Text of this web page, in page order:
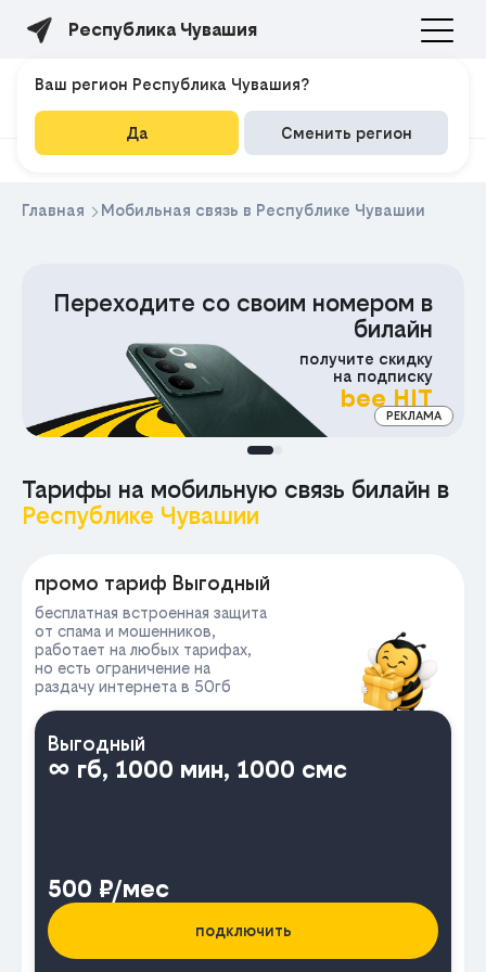
Республика Чувашия
Главная Мобильная связь в Республике Чувашии
номером в
получите скидку
на подписку
bee HIT
Скидка 200₽
на любой тариф
Промокод MOBIDEAL
РЕКЛАМА
Тарифы на мобильную связь билайн в
Республике Чувашии
промо тариф Выгодный
бесплатная встроенная защита
от спама и мошенников,
работает на любых тарифах,
но есть ограничение на
раздачу интернета в 50гб
Выгодный
∞ гб, 1000 мин, 1000 смс
500 ₽/мес
подключить
Ваш регион Республика Чувашия?
Да Сменить регион